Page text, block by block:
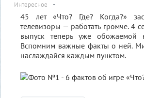
Интересное
45 лет «Что? Где? Когда?»
телевизоры — работать громче. 4
выпуск теперь уже обожаемой
Вспомним важные факты о ней.
наслаждайся каждым пунктом.